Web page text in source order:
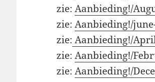
zie:Aanbieding!/
zie:Aanbieding!/
zie: Aanbieding!/
zie:Aanbieding!/
zie:Aanbieding!/